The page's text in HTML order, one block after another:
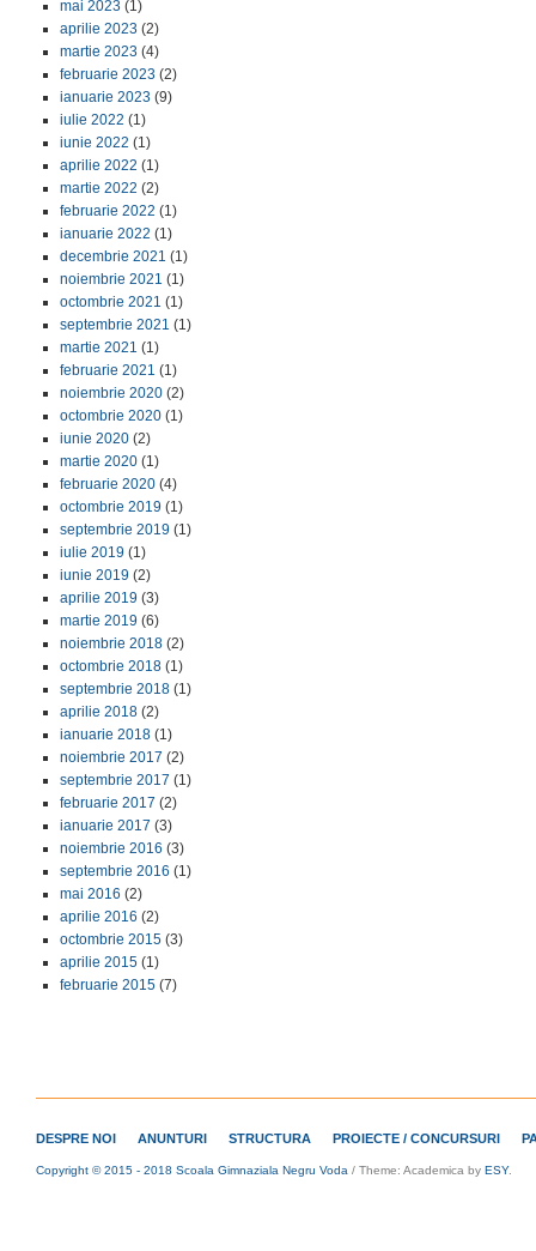
mai 2023 (1)
aprilie 2023 (2)
martie 2023 (4)
februarie 2023 (2)
ianuarie 2023 (9)
iulie 2022 (1)
iunie 2022 (1)
aprilie 2022 (1)
martie 2022 (2)
februarie 2022 (1)
ianuarie 2022 (1)
decembrie 2021 (1)
noiembrie 2021 (1)
octombrie 2021 (1)
septembrie 2021 (1)
martie 2021 (1)
februarie 2021 (1)
noiembrie 2020 (2)
octombrie 2020 (1)
iunie 2020 (2)
martie 2020 (1)
februarie 2020 (4)
octombrie 2019 (1)
septembrie 2019 (1)
iulie 2019 (1)
iunie 2019 (2)
aprilie 2019 (3)
martie 2019 (6)
noiembrie 2018 (2)
octombrie 2018 (1)
septembrie 2018 (1)
aprilie 2018 (2)
ianuarie 2018 (1)
noiembrie 2017 (2)
septembrie 2017 (1)
februarie 2017 (2)
ianuarie 2017 (3)
noiembrie 2016 (3)
septembrie 2016 (1)
mai 2016 (2)
aprilie 2016 (2)
octombrie 2015 (3)
aprilie 2015 (1)
februarie 2015 (7)
DESPRE NOI ANUNTURI STRUCTURA PROIECTE / CONCURSURI
Copyright © 2015 - 2018 Scoala Gimnaziala Negru Voda / Theme: Academica by ESY.